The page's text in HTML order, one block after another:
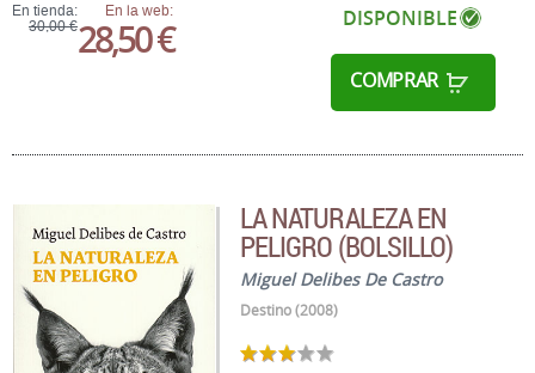
En tienda:
30,00 €
En la web:
28,50 € DISPONIBLE
COMPRAR
LA NATURALEZA EN
PELIGRO (BOLSILLO)
Miguel Delibes De Castro
Destino (2008)